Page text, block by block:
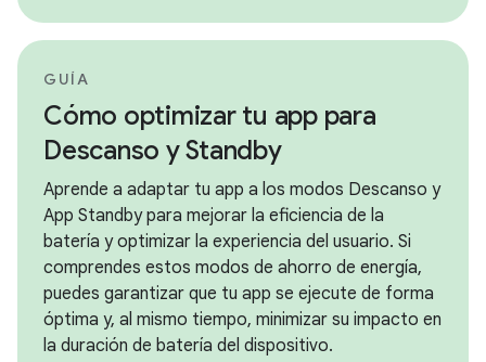
GUÍA
Cómo optimizar tu app para
Descanso y Standby
Aprende a adaptar tu app a los modos Descanso y
App Standby para mejorar la eficiencia de la
batería y optimizar la experiencia del usuario. Si
comprendes estos modos de ahorro de energía,
puedes garantizar que tu app se ejecute de forma
óptima y, al mismo tiempo, minimizar su impacto en
la duración de batería del dispositivo.